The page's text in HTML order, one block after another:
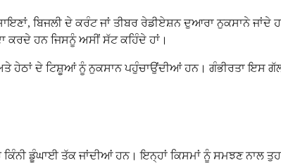
ਬਿਜਲੀ ਦੇ ਕਰੰਟ ਜਾਂ ਤੀਬਰ ਰੇਡੀਏਸ਼ਨ ਦੁਆਰਾ ਨੁਕਸਾਨੇ
ਕਰਦੇ ਹਨ ਜਿਸਨੂੰ ਅਸੀਂ ਸੱਟ ਕਹਿੰਦੇ ਹਾਂ।
ਹੇਠਾਂ ਦੇ ਟਿਸ਼ੂਆਂ ਨੂੰ ਨੁਕਸਾਨ ਪਹੁੰਚਾਉਂਦੀਆਂ ਹਨ। ਗੰਭੀਰਤਾ ਇਸ
ਡੂੰਘਾਈ ਤੱਕ ਜਾਂਦੀਆਂ ਹਨ। ਇਨ੍ਹਾਂ ਕਿਸਮਾਂ ਨੂੰ ਸਮਝਣ ਨਾਲ